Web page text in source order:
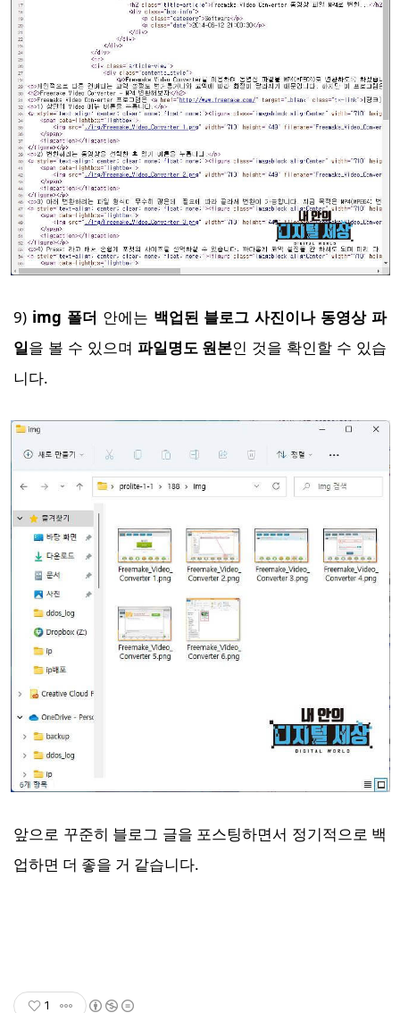
9) img 폴더 안에는 백업된 블로그 사진이나 동영상 파
일을 볼 수 있으며 파일명도 원본인 것을 확인할 수 있습
니다.
앞으로 꾸준히 블로그 글을 포스팅하면서 정기적으로 백
업하면 더 좋을 거 같습니다.
1